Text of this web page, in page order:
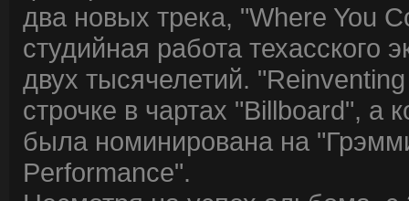
два новых трека, "Where You
студийная работа техасского
двух тысячелетий.
строчке в чартах "Billboard", а
была номинирована на
Performance".